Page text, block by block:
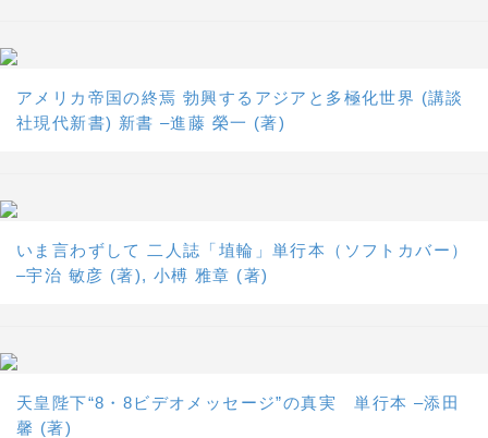
アメリカ帝国の終焉 勃興するアジアと多極化世界 (講談
社現代新書) 新書 –進藤 榮一 (著)
いま言わずして 二人誌「埴輪」単行本（ソフトカバー）
–宇治 敏彦 (著), 小榑 雅章 (著)
天皇陛下“8・8ビデオメッセージ”の真実 単行本 –添田
馨 (著)